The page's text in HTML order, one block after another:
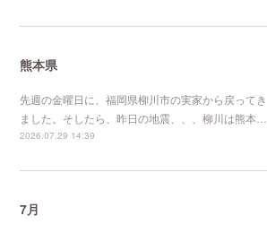
熊本県
先週の金曜日に、福岡県柳川市の実家から戻ってき
ました。そしたら、昨日の地震、、、柳川は熊本…
2026.07.29 14:39
7月